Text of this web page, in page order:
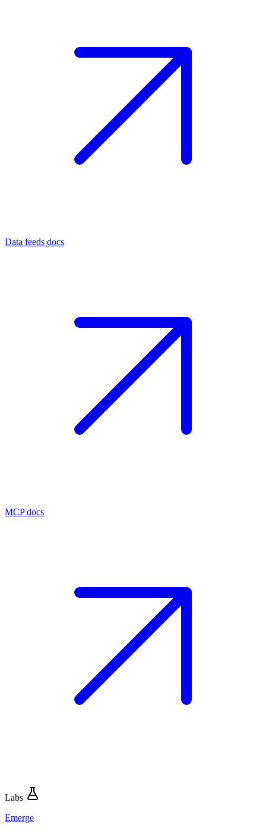
Data feeds docs
MCP docs
Labs
Emerge